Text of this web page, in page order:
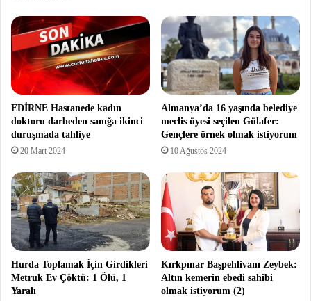
EDİRNE Hastanede kadın
doktoru darbeden sanığa ikinci
duruşmada tahliye
20 Mart 2024
Almanya’da 16 yaşında belediye
meclis üyesi seçilen Gülafer:
Gençlere örnek olmak istiyorum
10 Ağustos 2024
Hurda Toplamak İçin Girdikleri
Metruk Ev Çöktü: 1 Ölü, 1
Yaralı
Kırkpınar Başpehlivanı Zeybek:
Altın kemerin ebedi sahibi
olmak istiyorum (2)